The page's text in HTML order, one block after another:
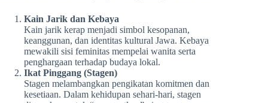
Kain Jarik dan Kebaya
Kain jarik kerap menjadi simbol kesopanan,
keanggunan, dan identitas kultural Jawa. Kebaya
mewakili sisi feminitas mempelai wanita serta
penghargaan terhadap budaya lokal.
Ikat Pinggang (Stagen)
Stagen melambangkan pengikatan komitmen dan
kesetiaan. Dalam kehidupan sehari-hari, stagen